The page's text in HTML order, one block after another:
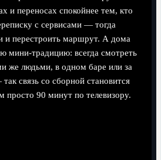
и переносах спокойнее тем, кто
с сервисами — тогда
и перестроить маршрут. А дома
мини‑традицию: всегда смотреть
же людьми, в одном баре или за
связь со сборной становится
просто 90 минут по телевизору.